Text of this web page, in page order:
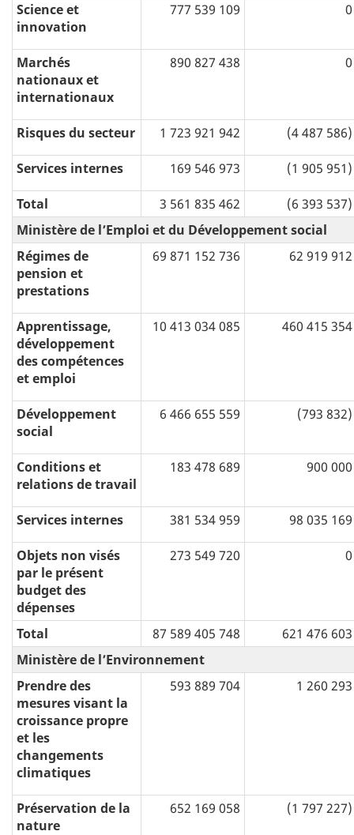
Science et
innovation
777 539 109 0
Marchés
nationaux et
internationaux
890 827 438 0
Risques du secteur 1 723 921 942 (4 487 586)
Services internes 169 546 973 (1 905 951)
Total 3 561 835 462
(6 393 537)
Ministère de l’Emploi et du Développement social
Régimes de
pension et
prestations
69 871 152 736 62 919 912
Apprentissage,
développement
des compétences
et emploi
10 413 034 085 460 415 354
Développement
social
6 466 655 559 (793 832)
Conditions et
relations de travail
183 478 689 900 000
Services internes 381 534 959 98 035 169
Objets non visés
par le présent
budget des
dépenses
273 549 720 0
Total 87 589 405 748
621 476 603
Ministère de l’Environnement
Prendre des
mesures visant la
croissance propre
et les
changements
climatiques
593 889 704 1 260 293
Préservation de la
nature
652 169 058 (1 797 227)